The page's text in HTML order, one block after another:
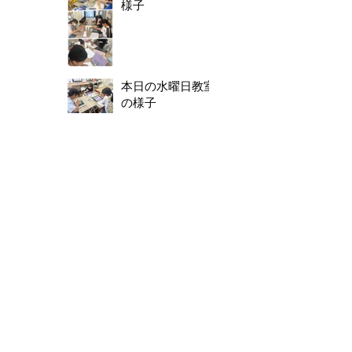
様子
本日の水曜日教室
の様子